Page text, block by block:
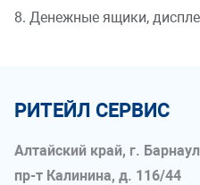
8. Денежные ящики,
РИТЕЙЛ СЕРВИС
Алтайский край, г. Барнаул
пр-т Калинина, д. 116/44